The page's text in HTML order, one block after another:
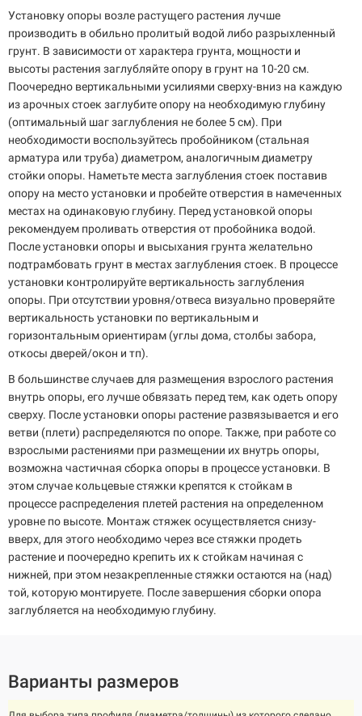
Установку опоры возле растущего растения лучше
производить в обильно пролитый водой либо разрыхленный
грунт. В зависимости от характера грунта, мощности и
высоты растения заглубляйте опору в грунт на 10-20 см.
Поочередно вертикальными усилиями сверху-вниз на каждую
из арочных стоек заглубите опору на необходимую глубину
(оптимальный шаг заглубления не более 5 см). При
необходимости воспользуйтесь пробойником (стальная
арматура или труба) диаметром, аналогичным диаметру
стойки опоры. Наметьте места заглубления стоек поставив
опору на место установки и пробейте отверстия в намеченных
местах на одинаковую глубину. Перед установкой опоры
рекомендуем проливать отверстия от пробойника водой.
После установки опоры и высыхания грунта желательно
подтрамбовать грунт в местах заглубления стоек. В процессе
установки контролируйте вертикальность заглубления
опоры. При отсутствии уровня/отвеса визуально проверяйте
вертикальность установки по вертикальным и
горизонтальным ориентирам (углы дома, столбы забора,
откосы дверей/окон и тп).
В большинстве случаев для размещения взрослого растения
внутрь опоры, его лучше обвязать перед тем, как одеть опору
сверху. После установки опоры растение развязывается и его
ветви (плети) распределяются по опоре. Также, при работе со
взрослыми растениями при размещении их внутрь опоры,
возможна частичная сборка опоры в процессе установки. В
этом случае кольцевые стяжки крепятся к стойкам в
процессе распределения плетей растения на определенном
уровне по высоте. Монтаж стяжек осуществляется снизу-
вверх, для этого необходимо через все стяжки продеть
растение и поочередно крепить их к стойкам начиная с
нижней, при этом незакрепленные стяжки остаются на (над)
той, которую монтируете. После завершения сборки опора
заглубляется на необходимую глубину.
Варианты размеров